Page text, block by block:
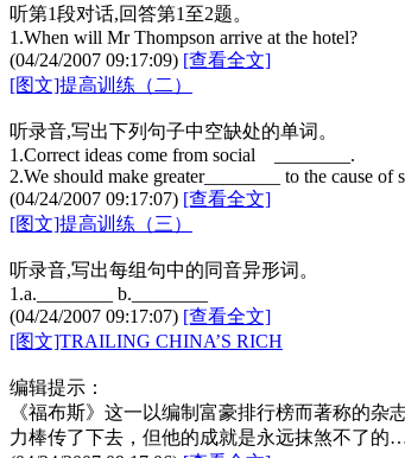
听第1段对话,回答第1至2题。
1.When will Mr Thompson arrive at the hotel?
(04/24/2007 09:17:09) [查看全文]
[图文]提高训练（二）
听录音,写出下列句子中空缺处的单词。
1.Correct ideas come from social ________.
2.We should make greater________ to the cause of
(04/24/2007 09:17:07) [查看全文]
[图文]提高训练（三）
听录音,写出每组句中的同音异形词。
1.a.________ b.________
(04/24/2007 09:17:07) [查看全文]
[图文]TRAILING CHINA’S RICH
编辑提示：
《福布斯》这一以编制富豪排行榜而著称的
力棒传了下去，但他的成就是永远抹煞不了